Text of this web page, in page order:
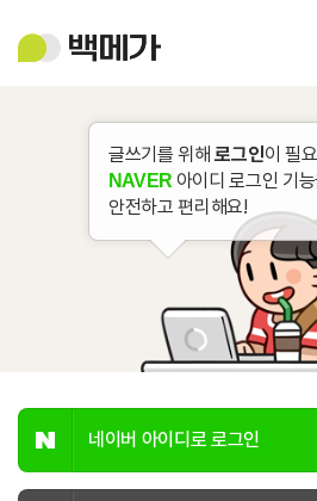
백
메
글쓰기를 위해로그인이 필
NAVER 아이디 로그인 기
안전하고 편리해요!
네이버 아이디로 로그인